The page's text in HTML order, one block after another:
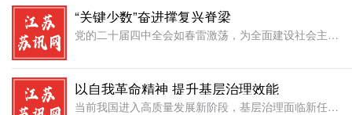
“关键少数”奋进撑复兴脊梁
党的二十届四中全会如春雷激荡，为全面建设社会主义现代化国家擘画新蓝图。在这场关乎民族复兴的伟大征程中，党员干部作为“关键少数”，当以“闯”的劲头、“创”的智慧、“干”的作风，将全会精神转化为破浪前行的
以自我革命精神 提升基层治理效能
当前我国进入高质量发展新阶段，基层治理面临新任务新挑战。治理效能直接关系到群众满意度、社会和谐度和党的执政基础。提升治理效能，关键在于以彻底的自我革命精神，破除积弊、革新机制、锤炼队伍。提升基层治理效